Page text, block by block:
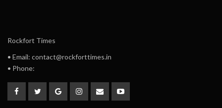
Rockfort Times
• Email: contact@rockforttimes.in
• Phone: